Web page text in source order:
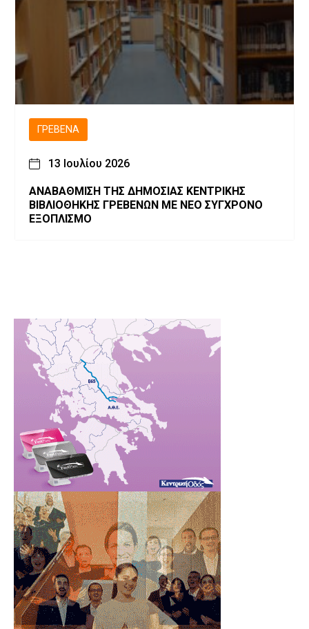
ΓΡΕΒΕΝΆ
13 Ιουλίου 2026
ΑΝΑΒΑΘΜΙΣΗ ΤΗΣ ΔΗΜΟΣΙΑΣ ΚΕΝΤΡΙΚΗΣ
ΒΙΒΛΙΟΘΗΚΗΣ ΓΡΕΒΕΝΩΝ ΜΕ ΝΕΟ ΣΥΓΧΡΟΝΟ
ΕΞΟΠΛΙΣΜΟ